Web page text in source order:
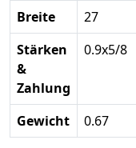
Breite
27
Stärken
&
Zahlung
0.9x5/8
Gewicht 0.67